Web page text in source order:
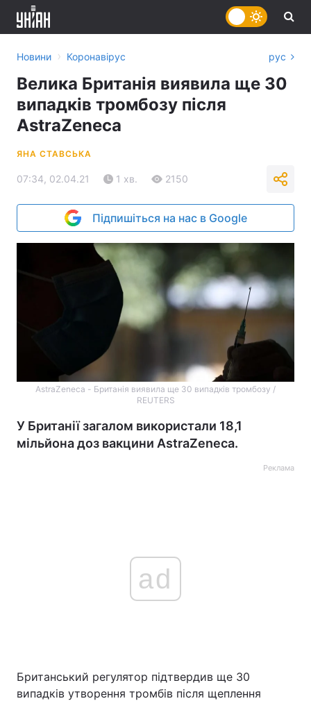
Головна Війна
Новини › Коронавірус рус
Велика Британія виявила ще 30
випадків тромбозу після
AstraZeneca
ЯНА СТАВСЬКА
07:34, 02.04.21 1 хв. 2150
Підпишіться на нас в Google
AstraZeneca - Британія виявила ще 30 випадків тромбозу /
REUTERS
У Британії загалом використали 18,1
мільйона доз вакцини AstraZeneca.
Реклама
ad
Британський регулятор підтвердив ще 30
випадків утворення тромбів після щеплення